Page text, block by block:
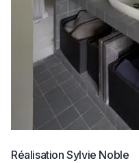
Réalisation Sylvie Noble